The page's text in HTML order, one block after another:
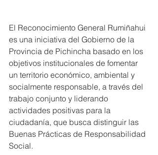
El Reconocimiento General Rumiñahui
es una iniciativa del Gobierno de la
Provincia de Pichincha basado en los
objetivos institucionales de fomentar
un territorio económico, ambiental y
socialmente responsable, a través del
trabajo conjunto y liderando
actividades positivas para la
ciudadanía, que busca distinguir las
Buenas Prácticas de Responsabilidad
Social.